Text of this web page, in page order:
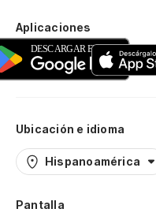
Aplicaciones
Ubicación e idioma
Hispanoamérica
Pantalla